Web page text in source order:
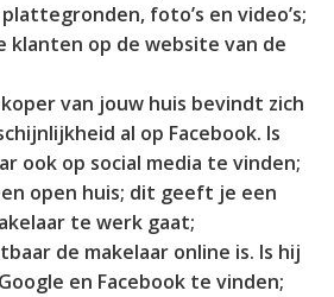
foto’s en video’s;
klanten op de website van de
van jouw huis bevindt zich
al op Facebook. Is
ook op social media te vinden;
open huis; dit geeft je een
te werk gaat;
de makelaar online is. Is hij
en Facebook te vinden;